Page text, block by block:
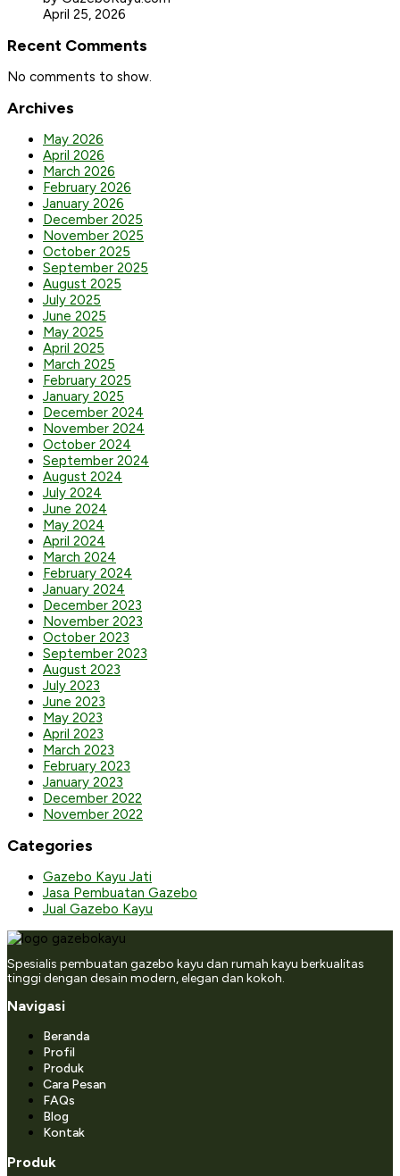
April 25, 2026
Recent Comments
No comments to show.
Archives
May 2026
April 2026
March 2026
February 2026
January 2026
December 2025
November 2025
October 2025
September 2025
August 2025
July 2025
June 2025
May 2025
April 2025
March 2025
February 2025
January 2025
December 2024
November 2024
October 2024
September 2024
August 2024
July 2024
June 2024
May 2024
April 2024
March 2024
February 2024
January 2024
December 2023
November 2023
October 2023
September 2023
August 2023
July 2023
June 2023
May 2023
April 2023
March 2023
February 2023
January 2023
December 2022
November 2022
Categories
Gazebo Kayu Jati
Jasa Pembuatan Gazebo
Jual Gazebo Kayu
Spesialis pembuatan gazebo kayu dan rumah kayu berkualitas
tinggi dengan desain modern, elegan dan kokoh.
Navigasi
Beranda
Profil
Produk
Cara Pesan
FAQs
Blog
Kontak
Produk